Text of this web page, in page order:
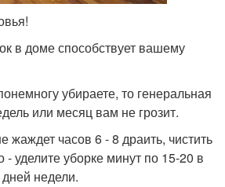
в доме способствует вашему
убираете, то генеральная
или месяц вам не грозит.
жаждет часов 6 - 8 драить, чистить
- уделите уборке минут по 15-20 в
недели.